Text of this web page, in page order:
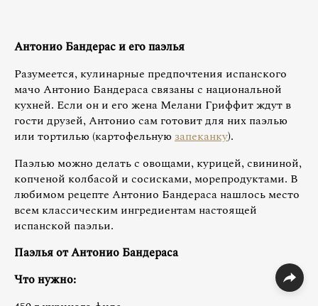
Антонио Бандерас и его паэлья
Разумеется, кулинарные предпочтения испанского
мачо Антонио Бандераса связаны с национальной
кухней. Если он и его жена Мелани Гриффит ждут в
гости друзей, Антонио сам готовит для них паэлью
или тортилью (картофельнуюзапеканку).
Паэлью можно делать с овощами, курицей, свининой,
копченой колбасой и сосисками, морепродуктами. В
любимом рецепте Антонио Бандераса нашлось место
всем классическим ингредиентам настоящей
испанской паэльи.
Паэлья от Антонио Бандераса
Что нужно: